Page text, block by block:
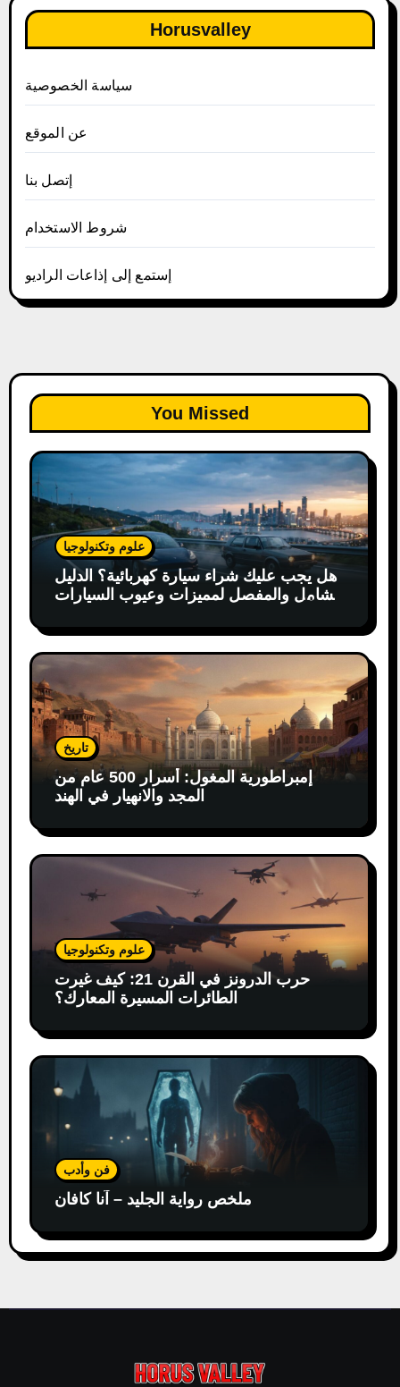
Horusvalley
سياسة الخصوصية
عن الموقع
إتصل بنا
شروط الاستخدام
إستمع إلى إذاعات الراديو
You Missed
علوم وتكنولوجيا
هل يجب عليك شراء سيارة كهربائية؟ الدليل
الشامل والمفصل لمميزات وعيوب السيارات
تاريخ
إمبراطورية المغول: أسرار 500 عام من
المجد والانهيار في الهند
علوم وتكنولوجيا
حرب الدرونز في القرن 21: كيف غيرت
الطائرات المسيرة المعارك؟
فن وأدب
ملخص رواية الجليد – آنا كافان